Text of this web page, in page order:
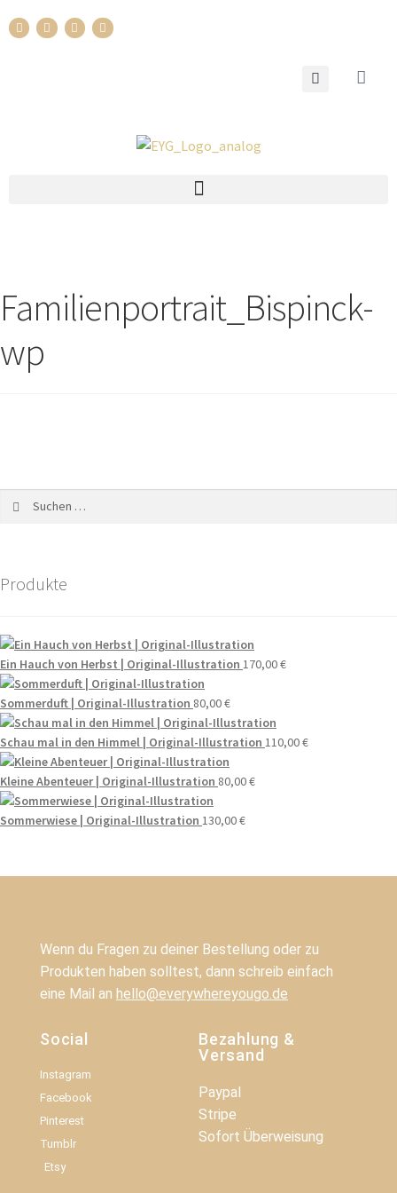
Familienportrait_Bispinck-
wp
Produkte
Ein Hauch von Herbst | Original-Illustration 170,00€
Sommerduft | Original-Illustration 80,00€
Schau mal in den Himmel | Original-Illustration 110,00€
Kleine Abenteuer | Original-Illustration 80,00€
Sommerwiese | Original-Illustration 130,00€
Wenn du Fragen zu deiner Bestellung oder zu
Produkten haben solltest, dann schreib einfach
eine Mail an hello@everywhereyougo.de
Social
Instagram
Facebook
Pinterest
Tumblr
Etsy
Bezahlung &
Versand
Paypal
Stripe
Sofort Überweisung